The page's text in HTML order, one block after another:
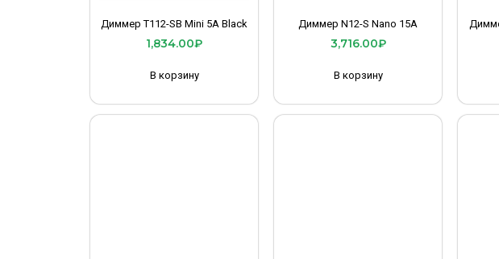
Диммер T112-SB Mini 5A Black
1,834.00₽
В корзину
Диммер N12-S Nano 15A
3,716.00₽
В корзину